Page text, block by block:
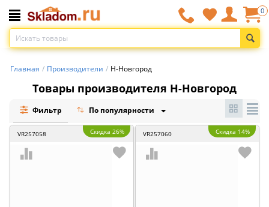
0
Главная / Производители / Н-Новгород
Товары производителя Н-Новгород
Фильтр По популярности
VR257058 Скидка 26% VR257060 Скидка 14%